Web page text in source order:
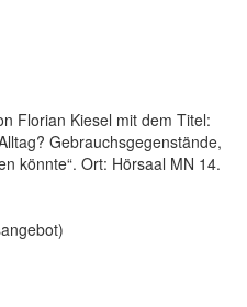
Florian Kiesel mit dem Titel:
Gebrauchsgegenstände,
könnte“. Ort: Hörsaal MN 14.